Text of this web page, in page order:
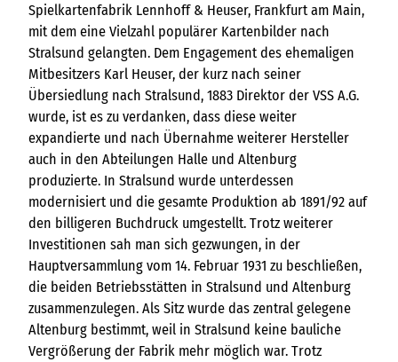
Spielkartenfabrik Lennhoff & Heuser, Frankfurt am Main,
mit dem eine Vielzahl populärer Kartenbilder nach
Stralsund gelangten. Dem Engagement des ehemaligen
Mitbesitzers Karl Heuser, der kurz nach seiner
Übersiedlung nach Stralsund, 1883 Direktor der VSS A.G.
wurde, ist es zu verdanken, dass diese weiter
expandierte und nach Übernahme weiterer Hersteller
auch in den Abteilungen Halle und Altenburg
produzierte. In Stralsund wurde unterdessen
modernisiert und die gesamte Produktion ab 1891/92 auf
den billigeren Buchdruck umgestellt. Trotz weiterer
Investitionen sah man sich gezwungen, in der
Hauptversammlung vom 14. Februar 1931 zu beschließen,
die beiden Betriebsstätten in Stralsund und Altenburg
zusammenzulegen. Als Sitz wurde das zentral gelegene
Altenburg bestimmt, weil in Stralsund keine bauliche
Vergrößerung der Fabrik mehr möglich war. Trotz